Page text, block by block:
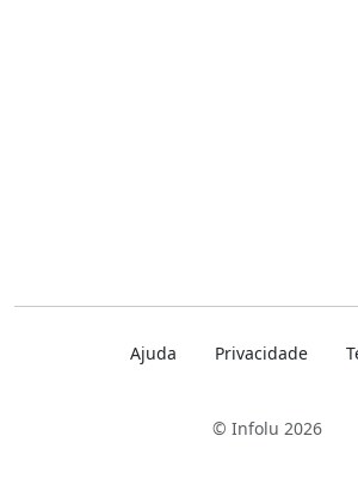
Ajuda Privacidade
© Infolu 2026